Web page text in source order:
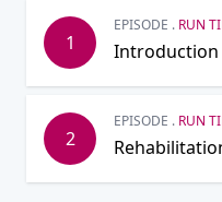
1
EPISODE . RUN
Introduction
2
EPISODE . RUN